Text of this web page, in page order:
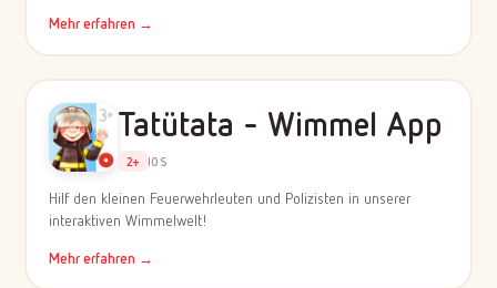
Mehr erfahren →
Tatütata - Wimmel App
2+ IOS
Hilf den kleinen Feuerwehrleuten und Polizisten in unserer
interaktiven Wimmelwelt!
Mehr erfahren →